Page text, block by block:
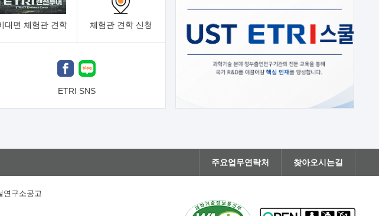
대면 체험관 견학 체험관 견학 신청
ETRI SNS
주요업무연락처 찾아오시는길
연구소공고